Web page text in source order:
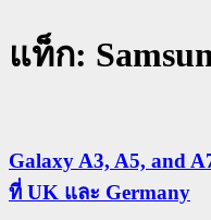
แท็ก:
Galaxy A3, A5, and
ที่ UK และ Germany